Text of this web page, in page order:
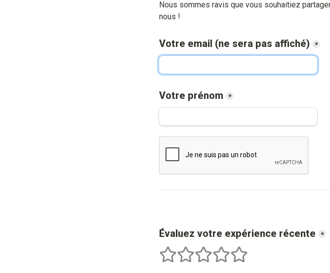
Nous sommes ravis que vous souhaitiez
nous !
Votre email (ne sera pas affiché) *
Votre prénom *
Évaluez votre expérience récente *
1 étoiles2 étoiles3 étoiles4 étoiles5 étoiles